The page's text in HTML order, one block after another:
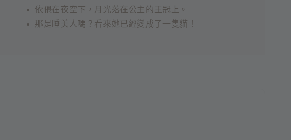
依偎在夜空下，月光落在公主的王冠上。
那是睡美人嗎？看來她已經變成了一隻貓！